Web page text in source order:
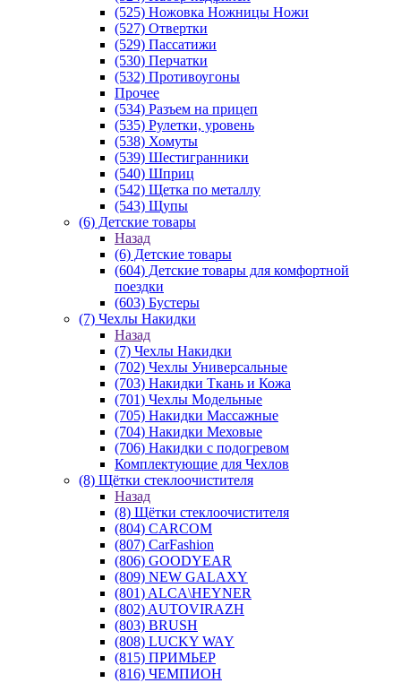
(525) Ножовка Ножницы Ножи
(527) Отвертки
(529) Пассатижи
(530) Перчатки
(532) Противоугоны
Прочее
(534) Разъем на прицеп
(535) Рулетки, уровень
(538) Хомуты
(539) Шестигранники
(540) Шприц
(542) Щетка по металлу
(543) Щупы
(6) Детские товары
Назад
(6) Детские товары
(604) Детские товары для комфортной
поездки
(603) Бустеры
(7) Чехлы Накидки
Назад
(7) Чехлы Накидки
(702) Чехлы Универсальные
(703) Накидки Ткань и Кожа
(701) Чехлы Модельные
(705) Накидки Массажные
(704) Накидки Меховые
(706) Накидки с подогревом
Комплектующие для Чехлов
(8) Щётки стеклоочистителя
Назад
(8) Щётки стеклоочистителя
(804) CARCOM
(807) CarFashion
(806) GOODYEAR
(809) NEW GALAXY
(801) ALCA\HEYNER
(802) AUTOVIRAZH
(803) BRUSH
(808) LUCKY WAY
(815) ПРИМЬЕР
(816) ЧЕМПИОН